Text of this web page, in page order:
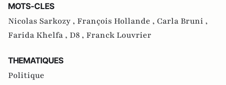
MOTS-CLES
Nicolas Sarkozy , François Hollande , Carla Bruni ,
Farida Khelfa , D8 , Franck Louvrier
THEMATIQUES
Politique